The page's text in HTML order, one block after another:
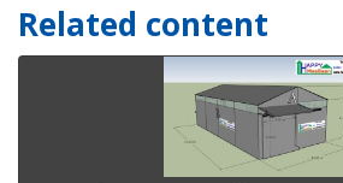
Related content